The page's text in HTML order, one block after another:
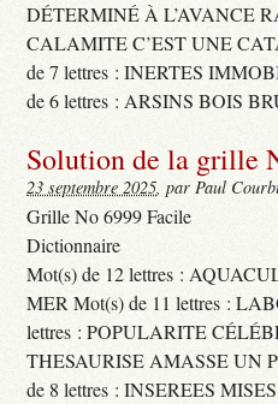
DÉTERMINÉ À L’AVANCE
CALAMITE C’EST UNE
de 7 lettres : INERTES
de 6 lettres : ARSINS BOIS
Solution de la grille
23 septembre 2025, par Paul
Grille No 6999 Facile
Dictionnaire
Mot(s) de 12 lettres :
MER Mot(s) de 11 lettres :
lettres : POPULARITE
THESAURISE AMASSE UN
de 8 lettres : INSEREES